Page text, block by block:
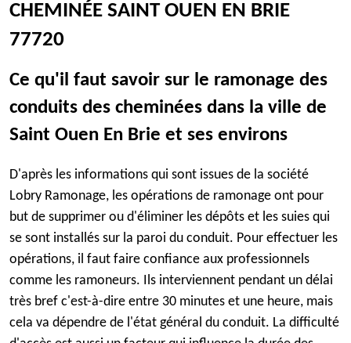
CHEMINÉE SAINT OUEN EN BRIE
77720
Ce qu'il faut savoir sur le ramonage des
conduits des cheminées dans la ville de
Saint Ouen En Brie et ses environs
D'après les informations qui sont issues de la société
Lobry Ramonage, les opérations de ramonage ont pour
but de supprimer ou d'éliminer les dépôts et les suies qui
se sont installés sur la paroi du conduit. Pour effectuer les
opérations, il faut faire confiance aux professionnels
comme les ramoneurs. Ils interviennent pendant un délai
très bref c'est-à-dire entre 30 minutes et une heure, mais
cela va dépendre de l'état général du conduit. La difficulté